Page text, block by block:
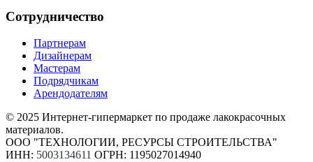
Сотрудничество
Партнерам
Дизайнерам
Мастерам
Подрядчикам
Арендодателям
© 2025 Интернет-гипермаркет по продаже лакокрасочных
материалов.
ООО "ТЕХНОЛОГИИ, РЕСУРСЫ СТРОИТЕЛЬСТВА"
ИНН: 5003134611 ОГРН: 1195027014940